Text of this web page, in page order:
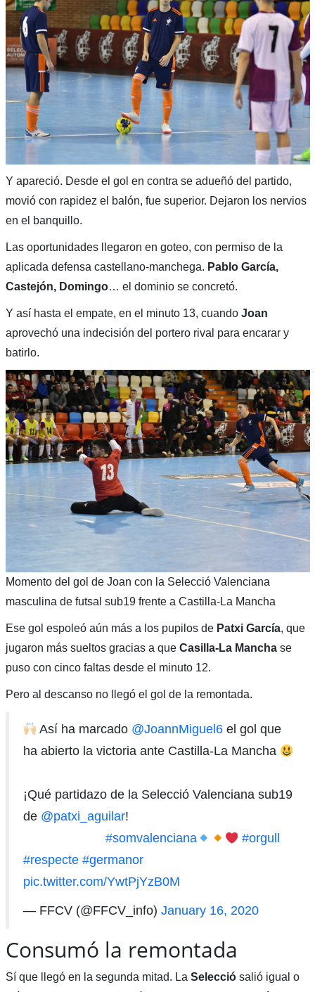
Y apareció. Desde el gol en contra se adueñó del partido,
movió con rapidez el balón, fue superior. Dejaron los nervios
en el banquillo.
Las oportunidades llegaron en goteo, con permiso de la
aplicada defensa castellano-manchega. Pablo García,
Castejón, Domingo… el dominio se concretó.
Y así hasta el empate, en el minuto 13, cuando Joan
aprovechó una indecisión del portero rival para encarar y
batirlo.
Momento del gol de Joan con la Selecció Valenciana
masculina de futsal sub19 frente a Castilla-La Mancha
Ese gol espoleó aún más a los pupilos de Patxi García, que
jugaron más sueltos gracias a queCasilla-La Manchase
puso con cinco faltas desde el minuto 12.
Pero al descanso no llegó el gol de la remontada.
Así ha marcado @JoannMiguel6 el gol que
ha abierto la victoria ante Castilla-La Mancha
¡Qué partidazo de la Selecció Valenciana sub19
de @patxi_aguilar!
#somvalenciana
#orgull
#respecte #germanor
pic.twitter.com/YwtPjYzB0M
— FFCV (@FFCV_info) January 16, 2020
Consumó la remontada
Sí que llegó en la segunda mitad. La Selecciósalió igual o